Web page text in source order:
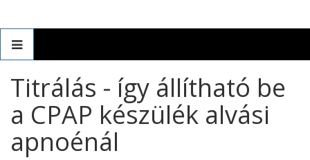
Titrálás - így állítható be
a CPAP készülék alvási
apnoénál